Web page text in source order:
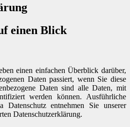
einen Blick
einen einfachen Überblick darüber,
Daten passiert, wenn Sie diese
Daten sind alle Daten, mit
werden können. Ausführliche
Datenschutz entnehmen Sie unserer
Datenschutzerklärung.